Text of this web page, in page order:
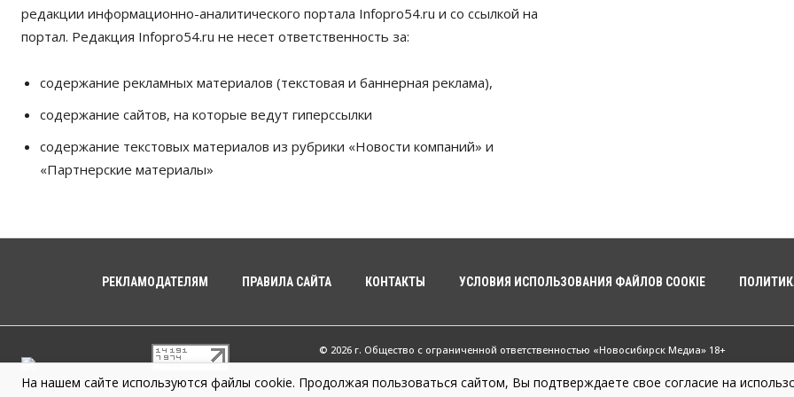
редакции информационно-аналитического портала Infopro54.ru и со ссылкой на
портал. Редакция Infopro54.ru не несет ответственность за:
содержание рекламных материалов (текстовая и баннерная реклама),
содержание сайтов, на которые ведут гиперссылки
содержание текстовых материалов из рубрики «Новости компаний» и
«Партнерские материалы»
РЕКЛАМОДАТЕЛЯМ ПРАВИЛА САЙТА КОНТАКТЫ УСЛОВИЯ ИСПОЛЬЗОВАНИЯ ФАЙЛОВ COOKIE
© 2026 г. Общество с ограниченной ответственностью «Новосибирск Медиа» 18+
Infopro54 - Важные новости Новосибирска и Новосибирской области. Новости Сибири
На нашем сайте используются файлы cookie. Продолжая пользоваться сайтом, Вы подтверждаете свое согласие на